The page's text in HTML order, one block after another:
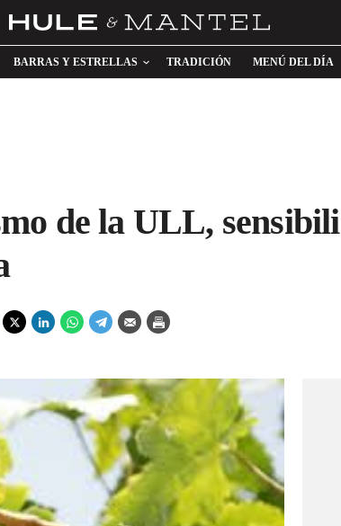
BARRAS Y ESTRELLAS TRADICIÓN MENÚ DEL DÍA
de la ULL,